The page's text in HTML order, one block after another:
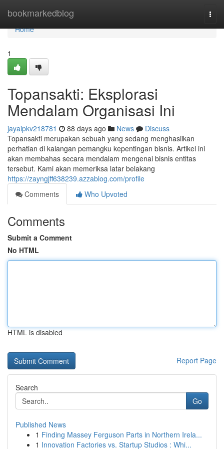
bookmarkedblog
Home
Home
1
Topansakti: Eksplorasi
Mendalam Organisasi Ini
jayaipkv218781 88 days ago News
Discuss
Topansakti merupakan sebuah yang sedang menghasilkan
perhatian di kalangan pemangku kepentingan bisnis. Artikel ini
akan membahas secara mendalam mengenai bisnis entitas
tersebut. Kami akan memeriksa latar belakang
https://zayngjff638239.azzablog.com/profile
Comments
Who Upvoted
Comments
Submit a Comment
No HTML
HTML is disabled
Report Page
Search
Go
Published News
1 Finding Massey Ferguson Parts in Northern Irela...
1 Innovation Factories vs. Startup Studios : Whi...